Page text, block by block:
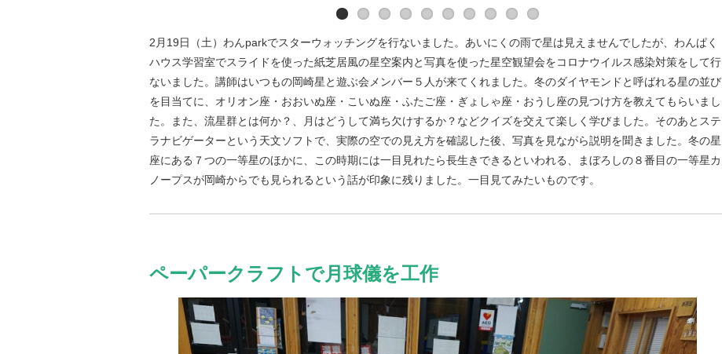
2月19日（土）わんparkでスターウォッチングを行ないました。あいにくの雨で星は見えませんでしたが、わんぱく
ハウス学習室でスライドを使った紙芝居風の星空案内と写真を使った星空観望会をコロナウイルス感染対策をして行
ないました。講師はいつもの岡崎星と遊ぶ会メンバー５人が来てくれました。冬のダイヤモンドと呼ばれる星の並び
を目当てに、オリオン座・おおいぬ座・こいぬ座・ふたご座・ぎょしゃ座・おうし座の見つけ方を教えてもらいまし
た。また、流星群とは何か？、月はどうして満ち欠けするか？などクイズを交えて楽しく学びました。そのあとステ
ラナビゲーターという天文ソフトで、実際の空での見え方を確認した後、写真を見ながら説明を聞きました。冬の星
座にある７つの一等星のほかに、この時期には一目見れたら長生きできるといわれる、まぼろしの８番目の一等星カ
ノープスが岡崎からでも見られるという話が印象に残りました。一目見てみたいものです。
ペーパークラフトで月球儀を工作